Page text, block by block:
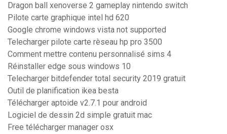
Dragon ball xenoverse 2 gameplay nintendo switch
Pilote carte graphique intel hd 620
Google chrome windows vista not supported
Telecharger pilote carte rèseau hp pro 3500
Comment mettre contenu personnalisé sims 4
Réinstaller edge sous windows 10
Telecharger bitdefender total security 2019 gratuit
Outil de planification ikea besta
Télécharger aptoide v2.7.1 pour android
Logiciel de dessin 2d simple gratuit mac
Free télécharger manager osx